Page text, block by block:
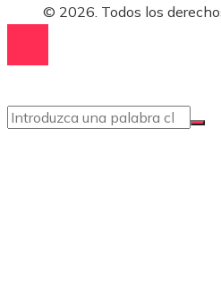
© 2026. Todos los